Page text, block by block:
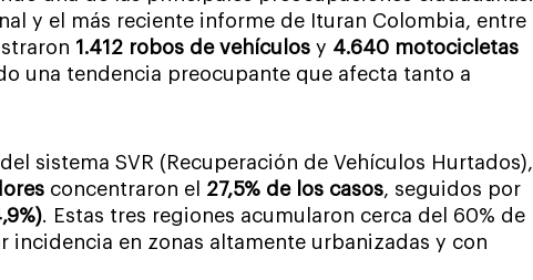
y el más reciente informe de Ituran Colombia, entre
1.412 robos de vehículos y 4.640 motocicletas
una tendencia preocupante que afecta tanto a
sistema SVR (Recuperación de Vehículos Hurtados),
concentraron el 27,5% de los casos, seguidos por
. Estas tres regiones acumularon cerca del 60% de
incidencia en zonas altamente urbanizadas y con